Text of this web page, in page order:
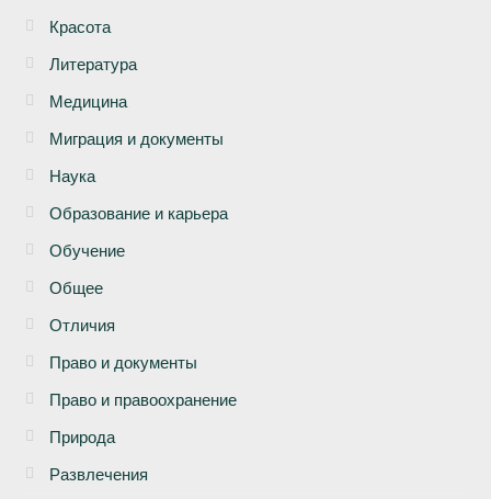
Красота
Литература
Медицина
Миграция и документы
Наука
Образование и карьера
Обучение
Общее
Отличия
Право и документы
Право и правоохранение
Природа
Развлечения